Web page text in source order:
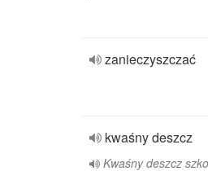
zanieczyszczać
kwaśny deszcz
Kwaśny deszcz